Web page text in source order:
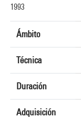
1993
Ámbito
Técnica
Duración
Adquisición